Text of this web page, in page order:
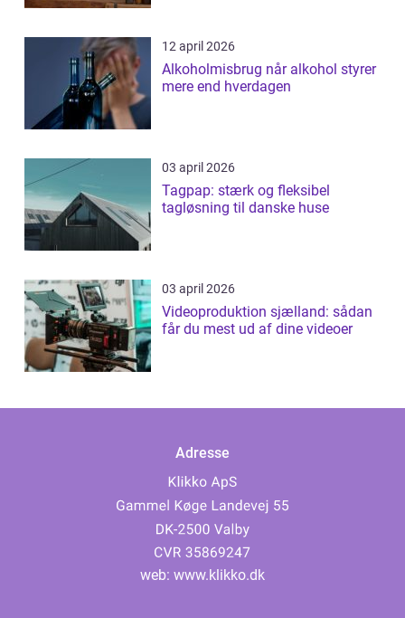
12 april 2026
Alkoholmisbrug når alkohol styrer
mere end hverdagen
03 april 2026
Tagpap: stærk og fleksibel
tagløsning til danske huse
03 april 2026
Videoproduktion sjælland: sådan
får du mest ud af dine videoer
Adresse
web: www.klikko.dk